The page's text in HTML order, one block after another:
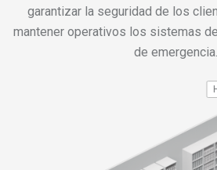
garantizar la seguridad de los
mantener operativos los sistemas
de emergencia.